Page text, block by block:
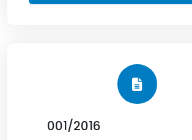
001/2016